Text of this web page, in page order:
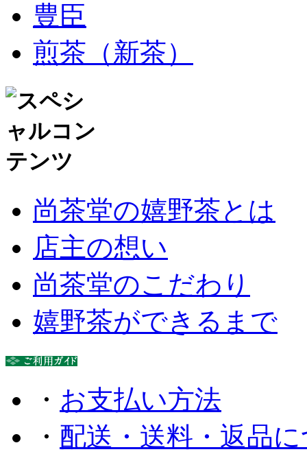
豊臣
煎茶（新茶）
尚茶堂の嬉野茶とは
店主の想い
尚茶堂のこだわり
嬉野茶ができるまで
・ お支払い方法
・ 配送・送料・返品